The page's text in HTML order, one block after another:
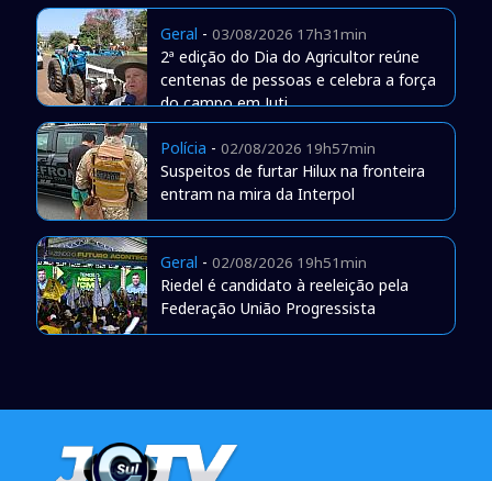
Geral - 03/08/2026 17h31min
2ª edição do Dia do Agricultor reúne
centenas de pessoas e celebra a força
do campo em Juti
Polícia - 02/08/2026 19h57min
Suspeitos de furtar Hilux na fronteira
entram na mira da Interpol
Geral - 02/08/2026 19h51min
Riedel é candidato à reeleição pela
Federação União Progressista